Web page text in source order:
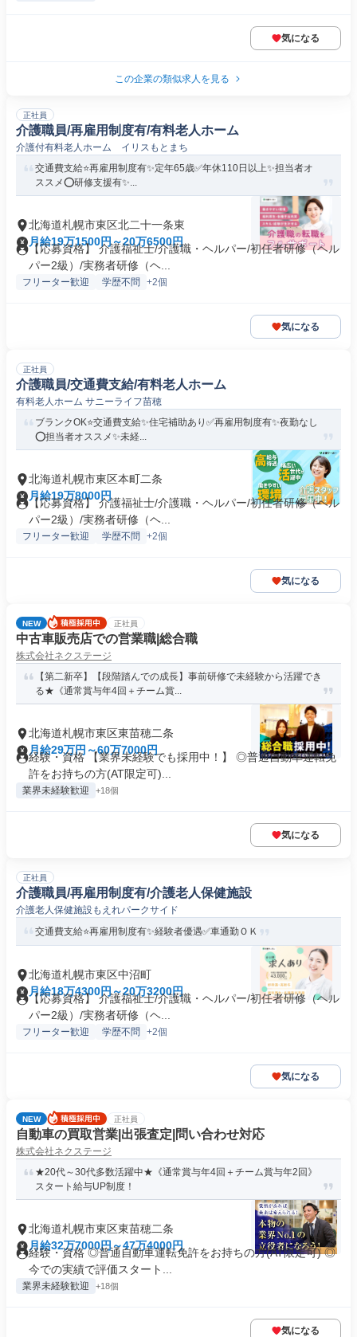
気になる
この企業の類似求人を見る
正社員
介護職員/再雇用制度有/有料老人ホーム
介護付有料老人ホーム イリスもとまち
交通費支給⭐️再雇用制度有✨定年65歳✅️年休110日以上✨担当者オ
ススメ⭕️研修支援有✨...
北海道札幌市東区北二十一条東
月給19万1500円～20万6500円
【応募資格】 介護福祉士/介護職・ヘルパー/初任者研修（ヘル
パー2級）/実務者研修（ヘ...
フリーター歓迎 学歴不問 +2個
気になる
正社員
介護職員/交通費支給/有料老人ホーム
有料老人ホーム サニーライフ苗穂
ブランクOK⭐️交通費支給✨住宅補助あり✅️再雇用制度有✨夜勤なし
⭕️担当者オススメ✨未経...
北海道札幌市東区本町二条
月給19万8000円
【応募資格】 介護福祉士/介護職・ヘルパー/初任者研修（ヘル
パー2級）/実務者研修（ヘ...
フリーター歓迎 学歴不問 +2個
気になる
NEW 正社員
中古車販売店での営業職|総合職
株式会社ネクステージ
【第二新卒】【段階踏んでの成長】事前研修で未経験から活躍でき
る★《通常賞与年4回＋チーム賞...
北海道札幌市東区東苗穂二条
月給29万円～60万7000円
経験・資格 【業界未経験でも採用中！】 ◎普通自動車運転免
許をお持ちの方(AT限定可)...
業界未経験歓迎 +18個
気になる
正社員
介護職員/再雇用制度有/介護老人保健施設
介護老人保健施設もえれパークサイド
交通費支給⭐️再雇用制度有✨経験者優遇✅️車通勤ＯＫ
北海道札幌市東区中沼町
月給18万4300円～20万3200円
【応募資格】 介護福祉士/介護職・ヘルパー/初任者研修（ヘル
パー2級）/実務者研修（ヘ...
フリーター歓迎 学歴不問 +2個
気になる
NEW 正社員
自動車の買取営業|出張査定|問い合わせ対応
株式会社ネクステージ
★20代～30代多数活躍中★《通常賞与年4回＋チーム賞与年2回》
スタート給与UP制度！
北海道札幌市東区東苗穂二条
月給32万7000円～47万4000円
経験・資格 ◎普通自動車運転免許をお持ちの方(AT限定可) ◎
今での実績で評価スタート...
業界未経験歓迎 +18個
気になる